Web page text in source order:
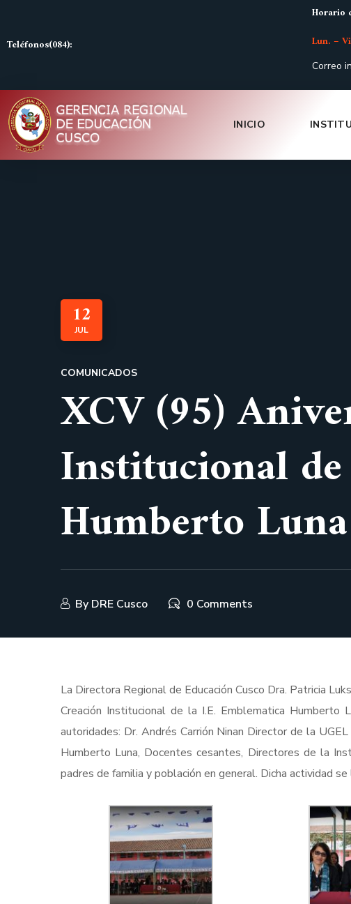
Teléfonos(084):
Horario
Lun. –
Correo
INICIO
12
JUL
COMUNICADOS
XCV (95)
Institucional
Humberto Luna
By DRE Cusco 0 Comments
La Directora Regional de Educación Cusco Dra. Patricia
Creación Institucional de la I.E. Emblematica
autoridades: Dr. Andrés Carrión Ninan Director de la
Humberto Luna, Docentes cesantes, Directores de la
padres de familia y población en general. Dicha actividad